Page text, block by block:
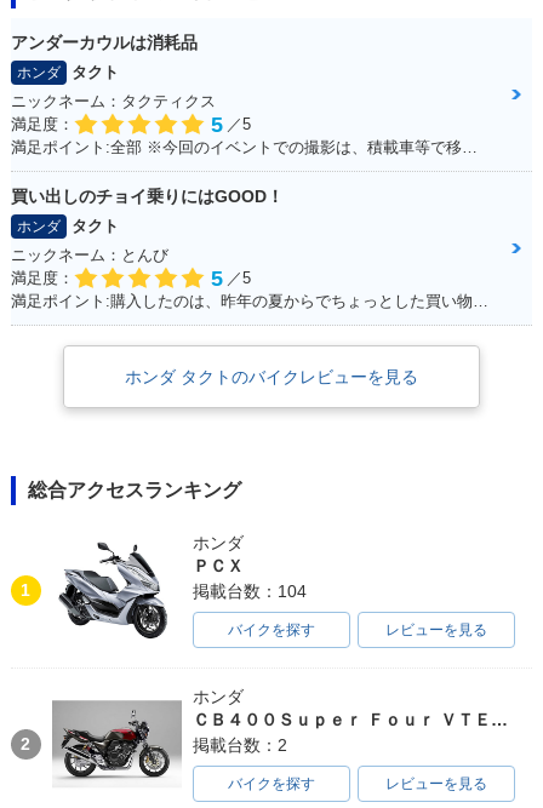
アンダーカウルは消耗品
ホンダ
タクト
ニックネーム：タクティクス
満足度：
5 ／5
満足ポイント:全部 ※今回のイベントでの撮影は、積載車等で移動をしており、 公道の走行はしておりません。
買い出しのチョイ乗りにはGOOD！
ホンダ
タクト
ニックネーム：とんび
満足度：
5 ／5
ホンダ タクトのバイクレビューを見る
総合アクセスランキング
1
ホンダ
ＰＣＸ
掲載台数：104
バイクを探す レビューを見る
2
ホンダ
ＣＢ４００Ｓｕｐｅｒ Ｆｏｕｒ ＶＴＥＣ ＳＰＥＣ３
掲載台数：2
バイクを探す レビューを見る